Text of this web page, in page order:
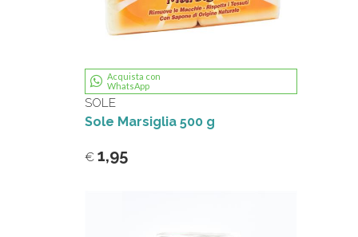
Acquista con
WhatsApp
SOLE
Sole Marsiglia 500 g
€ 1,95